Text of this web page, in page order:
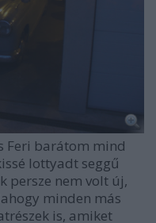
Feri barátom mind
lottyadt seggű
persze nem volt új,
minden más
is, amiket